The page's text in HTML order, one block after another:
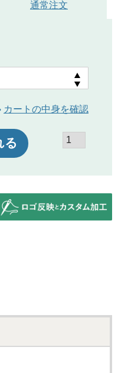
通常注文
カートの中身を確認
る